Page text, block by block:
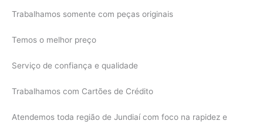
Trabalhamos somente com peças originais
Temos o melhor preço
Serviço de confiança e qualidade
Trabalhamos com Cartões de Crédito
Atendemos toda região de Jundiaí com foco na rapidez e